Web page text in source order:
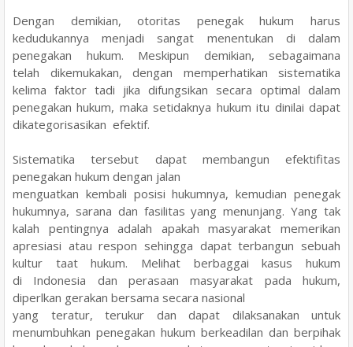
Dengan demikian, otoritas penegak hukum harus
kedudukannya menjadi sangat menentukan di dalam
penegakan hukum. Meskipun demikian, sebagaimana
telah dikemukakan, dengan memperhatikan sistematika
kelima faktor tadi jika difungsikan secara optimal dalam
penegakan hukum, maka setidaknya hukum itu dinilai dapat
dikategorisasikan efektif.
Sistematika tersebut dapat membangun efektifitas
penegakan hukum dengan jalan
menguatkan kembali posisi hukumnya, kemudian penegak
hukumnya, sarana dan fasilitas yangmenunjang. Yang tak
kalah pentingnya adalah apakah masyarakat memerikan
apresiasi ataurespon sehingga dapat terbangun sebuah
kultur taat hukum. Melihat berbaggai kasus hukum
di Indonesia dan perasaan masyarakat pada hukum,
diperlkan gerakan bersama secara nasional
yang teratur, terukur dan dapat dilaksanakan untuk
menumbuhkan penegakan hukum berkeadilan dan berpihak